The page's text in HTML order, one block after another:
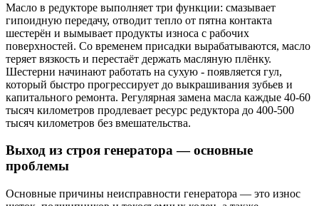
Масло в редукторе выполняет три функции: смазывает
гипоидную передачу, отводит тепло от пятна контакта
шестерён и вымывает продукты износа с рабочих
поверхностей. Со временем присадки вырабатываются, масло
теряет вязкость и перестаёт держать масляную плёнку.
Шестерни начинают работать на сухую - появляется гул,
который быстро прогрессирует до выкрашивания зубьев и
капитального ремонта. Регулярная замена масла каждые 40-60
тысяч километров продлевает ресурс редуктора до 400-500
тысяч километров без вмешательства.
Выход из строя генератора — основные
проблемы
Основные причины неисправности генератора — это износ